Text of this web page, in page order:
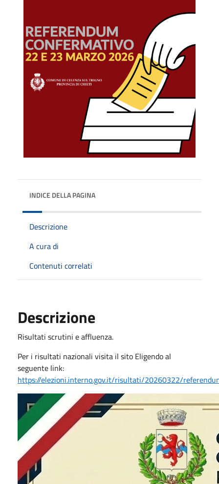
INDICE DELLA PAGINA
Descrizione
A cura di
Contenuti correlati
Descrizione
Risultati scrutini e affluenza.
Per i risultati nazionali visita il sito Eligendo al
seguente link:
https://elezioni.interno.gov.it/risultati/20260322/